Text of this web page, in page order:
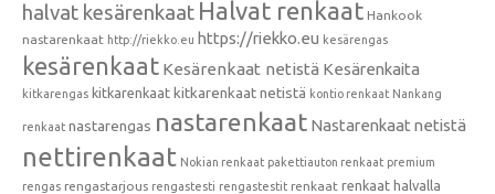
halvat kesärenkaat Halvat renkaat Hankook
nastarenkaat http://riekko.eu https://riekko.eu kesärengas
kesärenkaat Kesärenkaat netistä Kesärenkaita
kitkarengas kitkarenkaat kitkarenkaat netistä kontio renkaat Nankang
renkaat nastarengas nastarenkaat Nastarenkaat netistä
nettirenkaat Nokian renkaat pakettiauton renkaat premium
rengas rengastarjous rengastesti rengastestit renkaat renkaat halvalla